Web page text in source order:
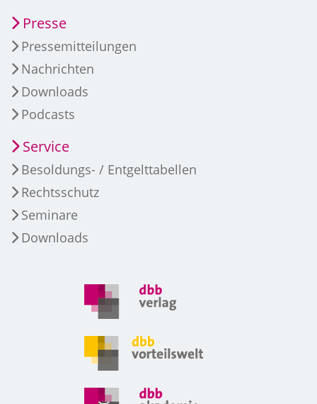
Presse
Pressemitteilungen
Nachrichten
Downloads
Podcasts
Service
Besoldungs- / Entgelttabellen
Rechtsschutz
Seminare
Downloads